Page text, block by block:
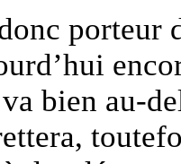
porteur
bien au-